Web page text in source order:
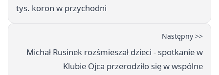
tys. koron w przychodni
Następny >>
Michał Rusinek rozśmieszał dzieci - spotkanie w
Klubie Ojca przerodziło się w wspólne